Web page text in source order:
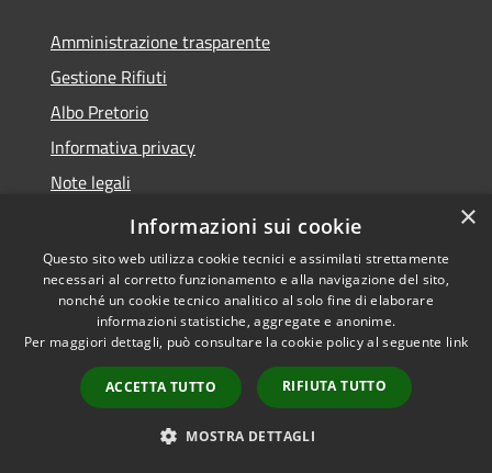
Amministrazione trasparente
Gestione Rifiuti
Albo Pretorio
Informativa privacy
Note legali
Dichiarazione di accessibilità
Accessibilità
Copyright © 2026 • Comune di
Perarolo di Cadore • Powered
byMunicipium
Accesso
redazione
×
Informazioni sui cookie
Questo sito web utilizza cookie tecnici e assimilati strettamente
necessari al corretto funzionamento e alla navigazione del sito,
nonché un cookie tecnico analitico al solo fine di elaborare
informazioni statistiche, aggregate e anonime.
Per maggiori dettagli, può consultare la cookie policy al seguente link
ACCETTA TUTTO RIFIUTA TUTTO
MOSTRA DETTAGLI